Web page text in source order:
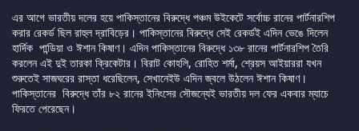
এর আগে ভারতীয় দলের হয়ে পাকিস্তানের বিরুদ্ধে পঞ্চম উইকেটে সর্বোচ্চ রানের পার্টনারশিপ
করার রেকর্ড ছিল রাহুল দ্রাবিড়ের। পাকিস্তানের বিরুদ্ধে সেই রেকর্ডই এদিন ভেঙে দিলেন
হার্দিক পান্ডিয়া ও ঈশান কিষাণ। এদিন পাকিস্তানের বিরুদ্ধে ১৩৮ রানের পার্টনারশিপ তৈরি
করলেন এই দুই তারকা ক্রিকেটার। বিরাট কোহলি, রোহিত শর্মা, শ্রেয়স আইয়াররা যখন
শুরুতেই সাজঘরের রাস্তা ধরেছিলেন, সেখানেইউ এদিন জ্বলে উঠলেন ঈশান কিষাণ।
পাকিস্তানের বিরুদ্ধে তাঁর ৮২ রানের ইনিংসের সৌজন্যেই ভারতীয় দল ফের একবার ম্যাচে
ফিরতে পেরেছেন।